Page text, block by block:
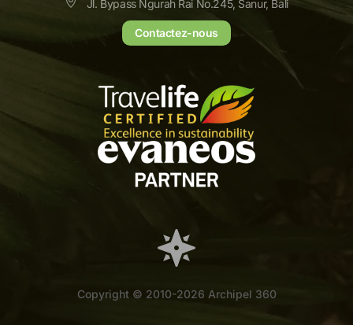
Jl. Bypass Ngurah Rai No.245, Sanur, Bali
Contactez-nous
Copyright © 2010-2026 Archipel 360